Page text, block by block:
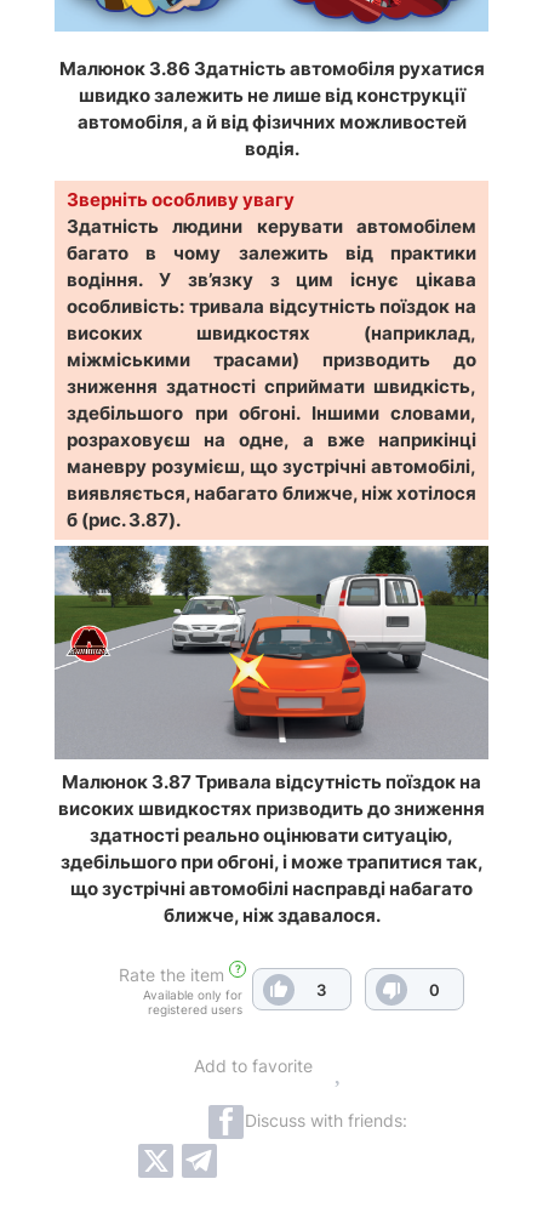
Малюнок 3.86 Здатність автомобіля рухатися
швидко залежить не лише від конструкції
автомобіля, а й від фізичних можливостей
водія.
Зверніть особливу увагу
Здатність людини керувати автомобілем
багато в чому залежить від практики
водіння. У зв’язку з цим існує цікава
особливість: тривала відсутність поїздок на
високих швидкостях (наприклад,
міжміськими трасами) призводить до
зниження здатності сприймати швидкість,
здебільшого при обгоні. Іншими словами,
розраховуєш на одне, а вже наприкінці
маневру розумієш, що зустрічні автомобілі,
виявляється, набагато ближче, ніж хотілося
б (рис. 3.87).
Малюнок 3.87 Тривала відсутність поїздок на
високих швидкостях призводить до зниження
здатності реально оцінювати ситуацію,
здебільшого при обгоні, і може трапитися так,
що зустрічні автомобілі насправді набагато
ближче, ніж здавалося.
Rate the item ?
Available only for
registered users
3 0
Add to favorite
Discuss with friends: